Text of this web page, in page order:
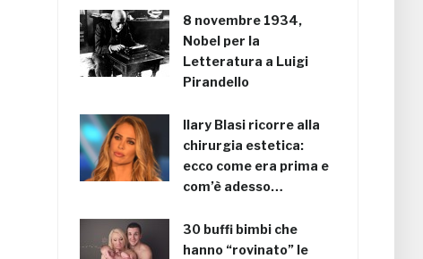
8 novembre 1934,
Nobel per la
Letteratura a Luigi
Pirandello
Ilary Blasi ricorre alla
chirurgia estetica:
ecco come era prima e
com’è adesso…
30 buffi bimbi che
hanno “rovinato” le